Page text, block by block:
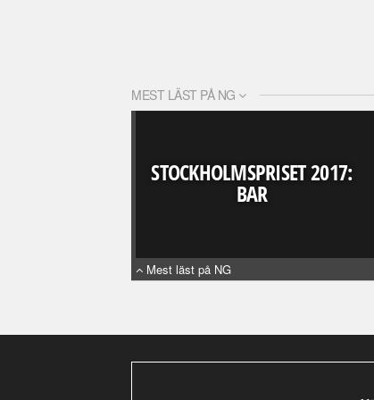
MEST LÄST PÅ NG
STOCKHOLMSPRISET 2017:
BAR
Mest läst på NG